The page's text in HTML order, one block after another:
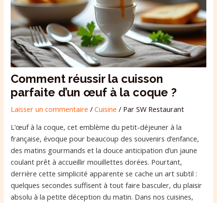
Comment réussir la cuisson
parfaite d’un œuf à la coque ?
Laisser un commentaire /Cuisine / ParSW Restaurant
L’œuf à la coque, cet emblème du petit-déjeuner à la
française, évoque pour beaucoup des souvenirs d’enfance,
des matins gourmands et la douce anticipation d’un jaune
coulant prêt à accueillir mouillettes dorées. Pourtant,
derrière cette simplicité apparente se cache un art subtil :
quelques secondes suffisent à tout faire basculer, du plaisir
absolu à la petite déception du matin. Dans nos cuisines,